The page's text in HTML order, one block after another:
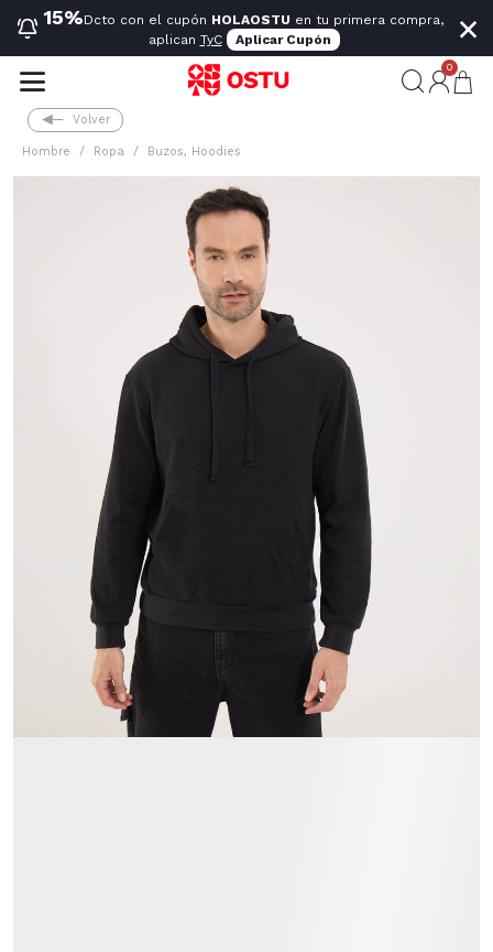
15%Dcto con el cupón HOLAOSTU en tu primera compra,
aplican TyC Aplicar Cupón ×
0
Volver
Hombre Ropa Buzos, Hoodies